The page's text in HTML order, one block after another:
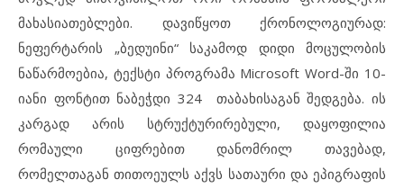
მახასიათებლები. დავიწყოთ ქრონოლოგიურად:
ნეფერტარის „ბედუინი“ საკამოდ დიდი მოცულობის
ნაწარმოებია, ტექსტი პროგრამა Microsoft Word-ში 10-
იანი ფონტით ნაბეჭდი 324 თაბახისაგან შედგება. ის
კარგად არის სტრუქტურირებული, დაყოფილია
რომაული ციფრებით დანომრილ თავებად,
რომელთაგან თითოეულს აქვს სათაური და ეპიგრაფის